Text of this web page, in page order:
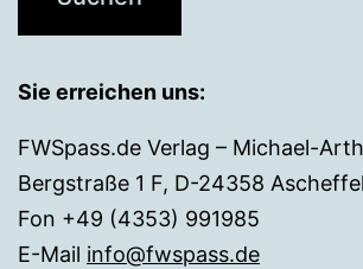
Sie erreichen uns:
FWSpass.de Verlag – Michael-
Bergstraße 1 F, D-24358 Ascheffel
Fon +49 (4353) 991985
E-Mail info@fwspass.de